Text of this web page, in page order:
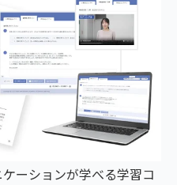
ーションが学べる学習コ